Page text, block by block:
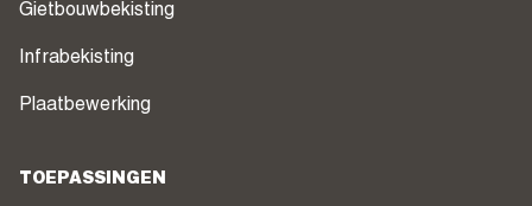
Gietbouwbekisting
Infrabekisting
Plaatbewerking
TOEPASSINGEN